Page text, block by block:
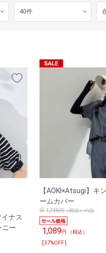
イナス
ニー
【AOKI×Atsugi】キ
ームカバー
1,749円（税込）の品
1,089円 （税込）
[ 37%OFF ]